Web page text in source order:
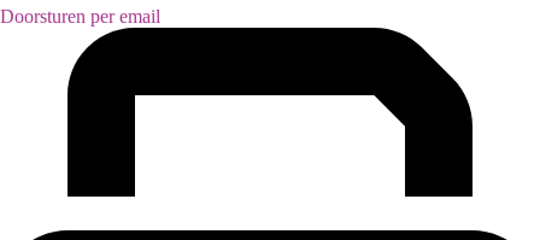
Doorsturen per email